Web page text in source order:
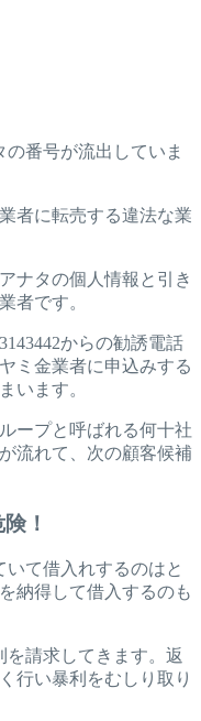
番号が流出していま
者に転売する違法な業
ナタの個人情報と引き
者です。
からの勧誘電話
ミ金業者に申込みする
います。
ープと呼ばれる何十社
流れて、次の顧客候補
！
いて借入れするのはと
納得して借入するのも
を請求してきます。返
行い暴利をむしり取り